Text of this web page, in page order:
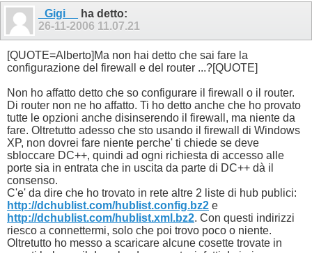
_Gigi__
ha detto:
26-11-2006 11.07.21
[QUOTE=Alberto]Ma non hai detto che sai fare la
configurazione del firewall e del router ...?[QUOTE]
Non ho affatto detto che so configurare il firewall o il router.
Di router non ne ho affatto. Ti ho detto anche che ho provato
tutte le opzioni anche disinserendo il firewall, ma niente da
fare. Oltretutto adesso che sto usando il firewall di Windows
XP, non dovrei fare niente perche' ti chiede se deve
sbloccare DC++, quindi ad ogni richiesta di accesso alle
porte sia in entrata che in uscita da parte di DC++ dà il
consenso.
C'e' da dire che ho trovato in rete altre 2 liste di hub publici:
http://dchublist.com/hublist.config.bz2 e
http://dchublist.com/hublist.xml.bz2. Con questi indirizzi
riesco a connettermi, solo che poi trovo poco o niente.
Oltretutto ho messo a scaricare alcune cosette trovate in